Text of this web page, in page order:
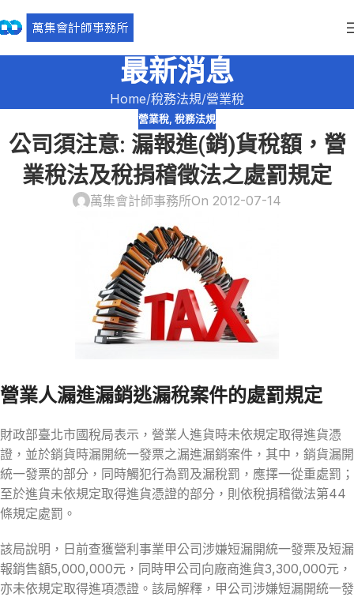
最新消息
Home 稅務法規 營業稅
營業稅, 稅務法規
公司須注意: 漏報進(銷)貨稅額，營
業稅法及稅捐稽徵法之處罰規定
萬集會計師事務所On 2012-07-14
營業人漏進漏銷逃漏稅案件的處罰規定
財政部臺北市國稅局表示，營業人進貨時未依規定取得進貨憑
證，並於銷貨時漏開統一發票之漏進漏銷案件，其中，銷貨漏開
統一發票的部分，同時觸犯行為罰及漏稅罰，應擇一從重處罰；
至於進貨未依規定取得進貨憑證的部分，則依稅捐稽徵法第44
條規定處罰。
該局說明，日前查獲營利事業甲公司涉嫌短漏開統一發票及短漏
報銷售額5,000,000元，同時甲公司向廠商進貨3,300,000元，
亦未依規定取得進項憑證。該局解釋，甲公司涉嫌短漏開統一發